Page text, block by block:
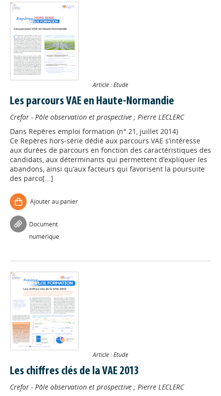
Article : Etude
Les parcours VAE en Haute-Normandie
Crefor - Pôle observation et prospective ; Pierre LECLERC
Dans Repères emploi formation (n° 21, juillet 2014)
Ce Repères hors-série dédié aux parcours VAE s’intéresse
aux durées de parcours en fonction des caractéristiques des
candidats, aux déterminants qui permettent d’expliquer les
abandons, ainsi qu’aux facteurs qui favorisent la poursuite
des parco[...]
Ajouter au panier
Document
numérique
Article : Etude
Les chiffres clés de la VAE 2013
Crefor - Pôle observation et prospective ; Pierre LECLERC